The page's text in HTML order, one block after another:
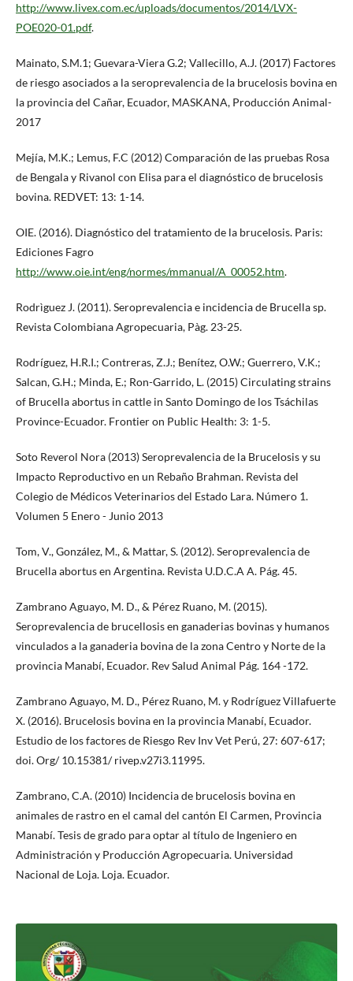
http://www.livex.com.ec/uploads/documentos/2014/LVX-
POE020-01.pdf.
Mainato, S.M.1; Guevara-Viera G.2; Vallecillo, A.J. (2017) Factores
de riesgo asociados a la seroprevalencia de la brucelosis bovina en
la provincia del Cañar, Ecuador, MASKANA, Producción Animal-
2017
Mejía, M.K.; Lemus, F.C (2012) Comparación de las pruebas Rosa
de Bengala y Rivanol con Elisa para el diagnóstico de brucelosis
bovina. REDVET: 13: 1-14.
OIE. (2016). Diagnóstico del tratamiento de la brucelosis. Paris:
Ediciones Fagro
http://www.oie.int/eng/normes/mmanual/A_00052.htm.
Rodrìguez J. (2011). Seroprevalencia e incidencia de Brucella sp.
Revista Colombiana Agropecuaria, Pàg. 23-25.
Rodríguez, H.R.I.; Contreras, Z.J.; Benítez, O.W.; Guerrero, V.K.;
Salcan, G.H.; Minda, E.; Ron-Garrido, L. (2015) Circulating strains
of Brucella abortus in cattle in Santo Domingo de los Tsáchilas
Province-Ecuador. Frontier on Public Health: 3: 1-5.
Soto Reverol Nora (2013) Seroprevalencia de la Brucelosis y su
Impacto Reproductivo en un Rebaño Brahman. Revista del
Colegio de Médicos Veterinarios del Estado Lara. Número 1.
Volumen 5 Enero - Junio 2013
Tom, V., González, M., & Mattar, S. (2012). Seroprevalencia de
Brucella abortus en Argentina. Revista U.D.C.A A. Pág. 45.
Zambrano Aguayo, M. D., & Pérez Ruano, M. (2015).
Seroprevalencia de brucellosis en ganaderias bovinas y humanos
vinculados a la ganaderia bovina de la zona Centro y Norte de la
provincia Manabí, Ecuador. Rev Salud Animal Pág. 164 -172.
Zambrano Aguayo, M. D., Pérez Ruano, M. y Rodríguez Villafuerte
X. (2016). Brucelosis bovina en la provincia Manabí, Ecuador.
Estudio de los factores de Riesgo Rev Inv Vet Perú, 27: 607-617;
doi. Org/ 10.15381/ rivep.v27i3.11995.
Zambrano, C.A. (2010) Incidencia de brucelosis bovina en
animales de rastro en el camal del cantón El Carmen, Provincia
Manabí. Tesis de grado para optar al título de Ingeniero en
Administración y Producción Agropecuaria. Universidad
Nacional de Loja. Loja. Ecuador.